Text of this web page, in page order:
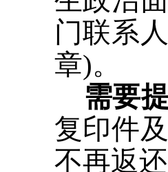
门联系
章)。
需要
复印件
不再返